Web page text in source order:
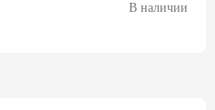
В наличии